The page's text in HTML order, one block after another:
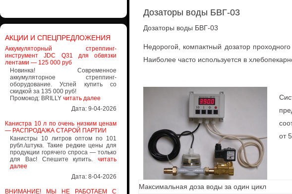
АКЦИИ И СПЕЦПРЕДЛОЖЕНИЯ
Аккумуляторный стреппинг-
инструмент JDC Q31 для обвязки
лентами — 125 000 руб
Новинка! Современное
аккумуляторное стреппинг-
оборудование. Успей купить со
скидкой за 135 000 руб!
Промокод: BRILLY читать далее
Дата: 9-04-2026
Канистра 10 л по очень низким ценам
— РАСПРОДАЖА СТАРОЙ ПАРТИИ
Канистры 10 литров оптом по 101
рубл./штука. Такие редкие цены для
продукции горячего спроса — только
для Вас! Спешите купить. читать
далее
Дата: 8-04-2026
ВНИМАНИЕ! МЫ НЕ РАБОТАЕМ С
Дозаторы воды БВГ-03
Дозаторы воды БВГ-03
Недорогой, компактный дозатор
Наиболее часто используется в
от
Максимальная доза воды за один цикл